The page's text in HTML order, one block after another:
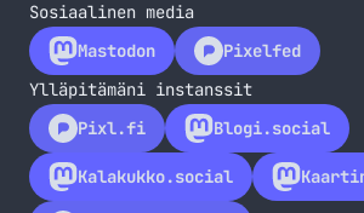
Sosiaalinen media
Mastodon
Pixelfed
Ylläpitämäni instanssit
Pixl.fi
Blogi.social
Kalakukko.social